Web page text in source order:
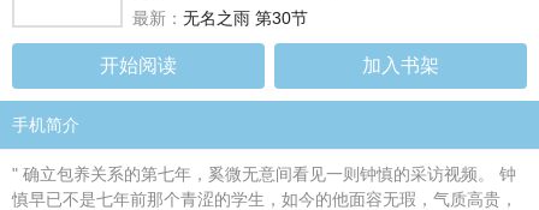
最新： 无名之雨 第30节
开始阅读 加入书架
手机简介
" 确立包养关系的第七年，奚微无意间看见一则钟慎的采访视频。 钟
慎早已不是七年前那个青涩的学生，如今的他面容无瑕，气质高贵，